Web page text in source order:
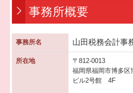
事務所概要
事務所名 山田税務会計事
所在地
〒812-0013
福岡県福岡市博多
ビル2号館 4F